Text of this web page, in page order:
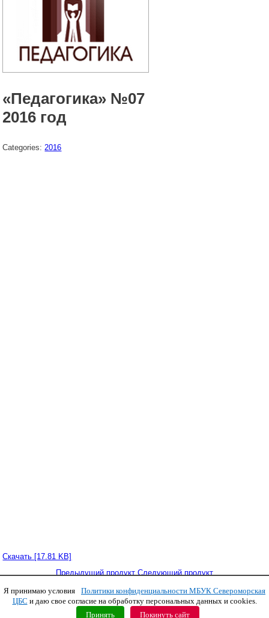
«Педагогика» №07
2016 год
Categories: 2016
Скачать [17.81 KB]
Предыдущий продукт Следующий продукт
Copyright © 2011 МБУК СЦБС
Я принимаю условия
Политики конфиденциальности МБУК Североморская
ЦБС и даю свое согласие на обработку персональных данных и cookies.
Принять
Покинуть сайт